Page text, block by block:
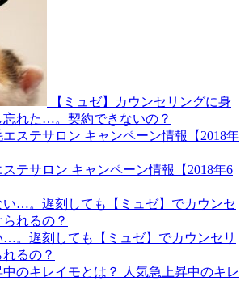
【ミュゼ】カウンセリングに身
忘れた…。契約できないの？
テサロン キャンペーン情報【2018年6
…。遅刻しても【ミュゼ】でカウンセリ
るの？
人気急上昇中のキレ